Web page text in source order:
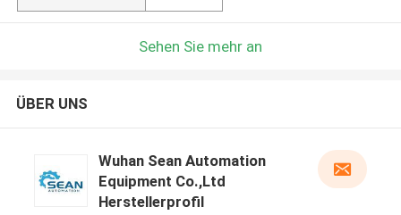
Sehen Sie mehr an
ÜBER UNS
Wuhan Sean Automation
Equipment Co.,Ltd
Herstellerprofil